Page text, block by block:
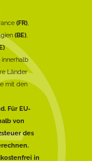
(FR),
(BE),
Länder
mit den
Für EU-
von
des
in